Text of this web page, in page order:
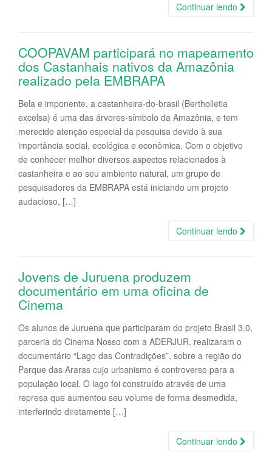
Continuar lendo
COOPAVAM participará no mapeamento
dos Castanhais nativos da Amazônia
realizado pela EMBRAPA
Bela e imponente, a castanheira-do-brasil (Bertholletia
excelsa) é uma das árvores-símbolo da Amazônia, e tem
merecido atenção especial da pesquisa devido à sua
importância social, ecológica e econômica. Com o objetivo
de conhecer melhor diversos aspectos relacionados à
castanheira e ao seu ambiente natural, um grupo de
pesquisadores da EMBRAPA está iniciando um projeto
audacioso, […]
Continuar lendo
Jovens de Juruena produzem
documentário em uma oficina de
Cinema
Os alunos de Juruena que participaram do projeto Brasil 3.0,
parceria do Cinema Nosso com a ADERJUR, realizaram o
documentário “Lago das Contradições”, sobre a região do
Parque das Araras cujo urbanismo é controverso para a
população local. O lago foi construído através de uma
represa que aumentou seu volume de forma desmedida,
interferindo diretamente […]
Continuar lendo